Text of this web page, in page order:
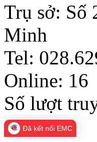
Trụ sở: Số
Minh
Tel:
Online: 16
Số lượt
Đã kết nối EMC